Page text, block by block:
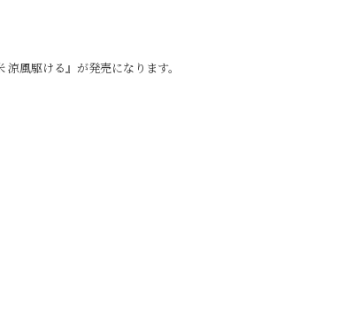
風駆ける』が発売になります。